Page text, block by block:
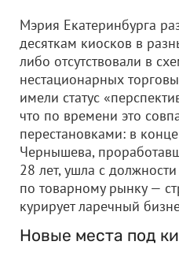
Мэрия Екатеринбурга
десяткам киосков в
либо отсутствовали в
нестационарных
имели статус
что по времени это
перестановками: в
Чернышева,
28 лет, ушла с
по товарному рынку —
курирует ларечный
Новые места под